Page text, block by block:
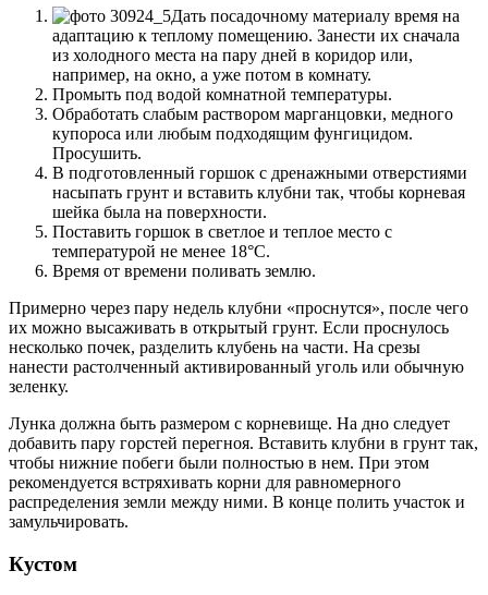
Дать посадочному материалу время на
адаптацию к теплому помещению. Занести их сначала
из холодного места на пару дней в коридор или,
например, на окно, а уже потом в комнату.
Промыть под водой комнатной температуры.
Обработать слабым раствором марганцовки, медного
купороса или любым подходящим фунгицидом.
Просушить.
В подготовленный горшок с дренажными отверстиями
насыпать грунт и вставить клубни так, чтобы корневая
шейка была на поверхности.
Поставить горшок в светлое и теплое место с
температурой не менее 18°C.
Время от времени поливать землю.
Примерно через пару недель клубни «проснутся», после чего
их можно высаживать в открытый грунт. Если проснулось
несколько почек, разделить клубень на части. На срезы
нанести растолченный активированный уголь или обычную
зеленку.
Лунка должна быть размером с корневище. На дно следует
добавить пару горстей перегноя. Вставить клубни в грунт так,
чтобы нижние побеги были полностью в нем. При этом
рекомендуется встряхивать корни для равномерного
распределения земли между ними. В конце полить участок и
замульчировать.
Кустом